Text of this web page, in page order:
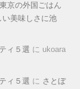
京の外国ごはん
美味しさに池
ィ５選 に ukoara
ィ５選 に さとぼ